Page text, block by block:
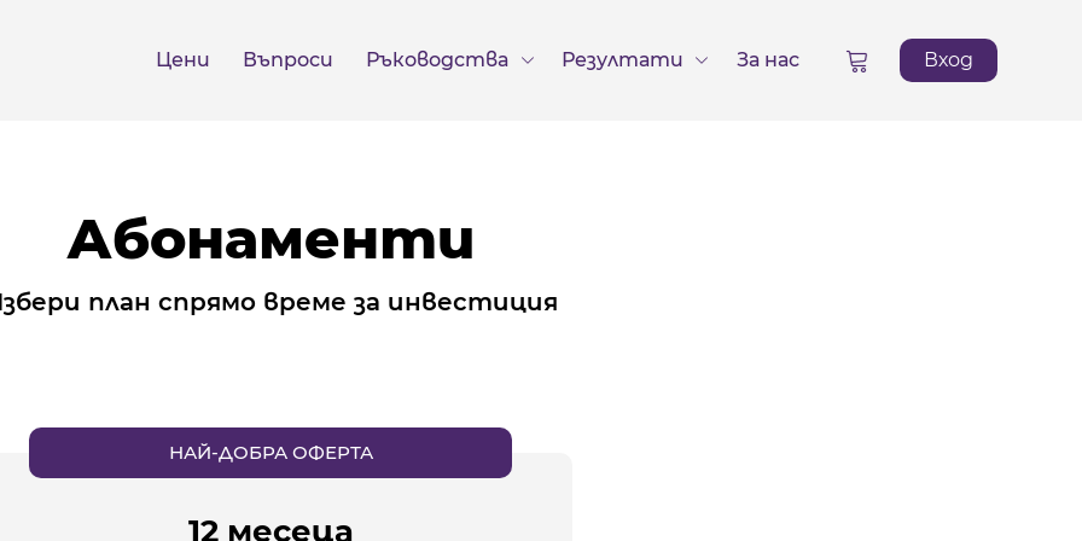
Цени Въпроси Ръководствa Резултати За нас Вход
Абонаменти
план спрямо време за инвестиция
12 месеца
НАЙ-ДОБРА ОФЕРТА